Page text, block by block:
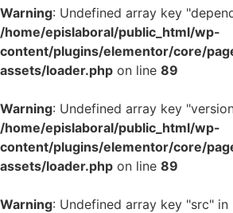
Warning: Undefined array key
/home/epislaboral/public_html/wp-
content/plugins/elementor/core/
assets/loader.php on line 89
Warning: Undefined array key
/home/epislaboral/public_html/wp-
content/plugins/elementor/core/
assets/loader.php on line 89
Warning: Undefined array key "src" in